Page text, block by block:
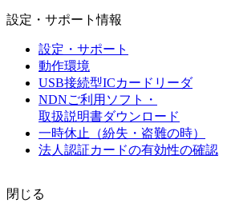
設定・サポート情報
設定・サポート
動作環境
USB接続型ICカードリーダ
NDNご利用ソフト・
取扱説明書ダウンロード
一時休止（紛失・盗難の時）
法人認証カードの有効性の確認
閉じる